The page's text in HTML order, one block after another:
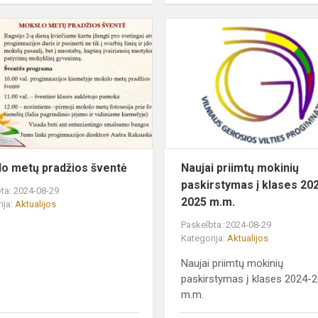
metų
metų pradžios šventė
2024-08-29
Aktualijos
Naujai priimtų mokinių
paskirstymas į klases
2025 m.m.
Paskelbta: 2024-08-29
Kategorija:Aktualijos
Naujai priimtų mokinių
paskirstymas į klases 2024-
m.m.